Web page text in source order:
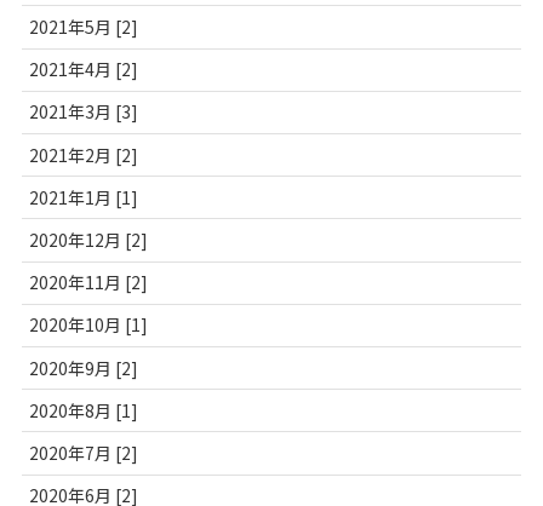
2021年5月 [2]
2021年4月 [2]
2021年3月 [3]
2021年2月 [2]
2021年1月 [1]
2020年12月 [2]
2020年11月 [2]
2020年10月 [1]
2020年9月 [2]
2020年8月 [1]
2020年7月 [2]
2020年6月 [2]